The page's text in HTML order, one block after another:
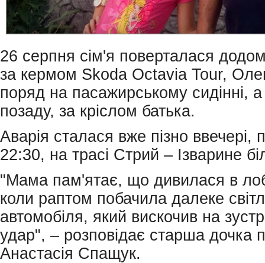
26 серпня сім'я поверталася
за кермом Skoda Octavia Tour,
поряд на пасажирському сидінні,
позаду, за кріслом батька.
Аварія сталася вже пізно ввечері,
22:30, на трасі Стрий – Ізварине
"Мама пам'ятає, що дивилася в
коли раптом побачила далеке
автомобіля, який вискочив на
удар", – розповідає старша дочка
Анастасія Спащук.